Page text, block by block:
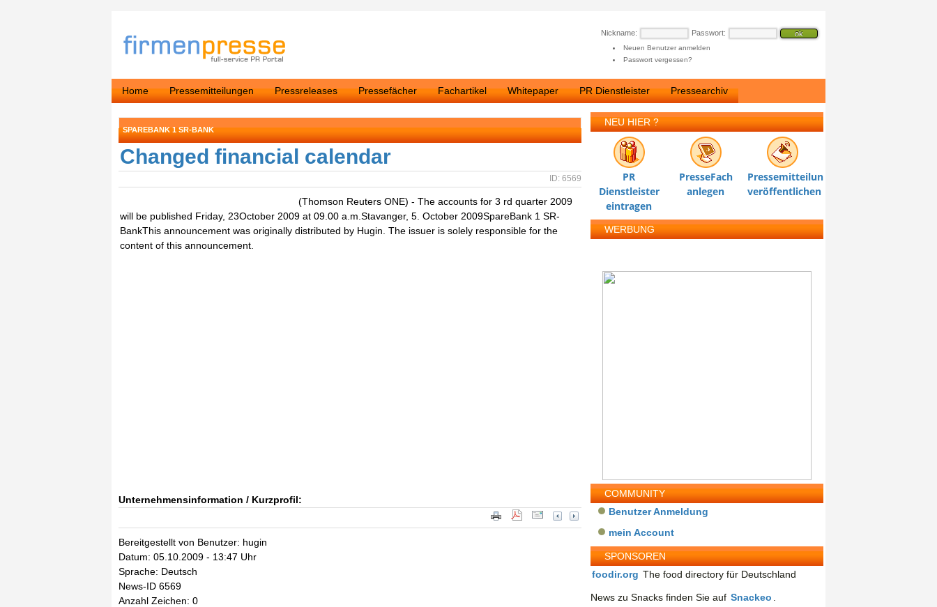
Nickname: Passwort:
Neuen Benutzer anmelden
Passwort vergessen?
Home Pressemitteilungen Pressreleases Pressefächer Fachartikel Whitepaper PR Dienstleister Pressearchiv
SPAREBANK 1 SR-BANK
Changed financial calendar
ID: 6569
(Thomson Reuters ONE) - The accounts for 3 rd quarter 2009
will be published Friday, 23October 2009 at 09.00 a.m.Stavanger, 5. October 2009SpareBank 1 SR-
BankThis announcement was originally distributed by Hugin. The issuer is solely responsible for the
content of this announcement.
Unternehmensinformation / Kurzprofil:
Bereitgestellt von Benutzer: hugin
Datum: 05.10.2009 - 13:47 Uhr
Sprache: Deutsch
News-ID 6569
Anzahl Zeichen: 0
NEU HIER ?
PR
Dienstleister
eintragen
PresseFach
anlegen
Pressemitteilung
veröffentlichen
WERBUNG
COMMUNITY
Benutzer Anmeldung
mein Account
SPONSOREN
foodir.org The food directory für Deutschland
News zu Snacks finden Sie auf Snackeo